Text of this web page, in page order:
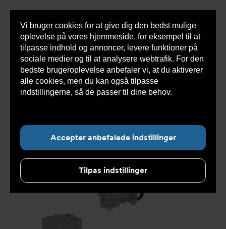
Vi bruger cookies for at give dig den bedst mulige
oplevelse på vores hjemmeside, for eksempel til at
tilpasse indhold og annoncer, levere funktioner på
sociale medier og til at analysere webtrafik. For den
bedste brugeroplevelse anbefaler vi, at du aktiverer
alle cookies, men du kan også tilpasse
indstillingerne, så de passer til dine behov.
Accepter anbefalede indstillinger
Tilpas indstillinger
Du
her:
Armatec > Produkter >
Automatisering aktuatorer og
gear
> Elektriske aktuatorer > On/off
aktuator DVC5630 On/off
>
Elektrisk aktuator 24 V